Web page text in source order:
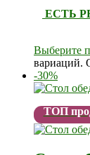
ЕСТЬ
Выберите
вариаций.
-30%
ТОП